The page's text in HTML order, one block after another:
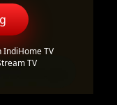
IndiHome TV
TV